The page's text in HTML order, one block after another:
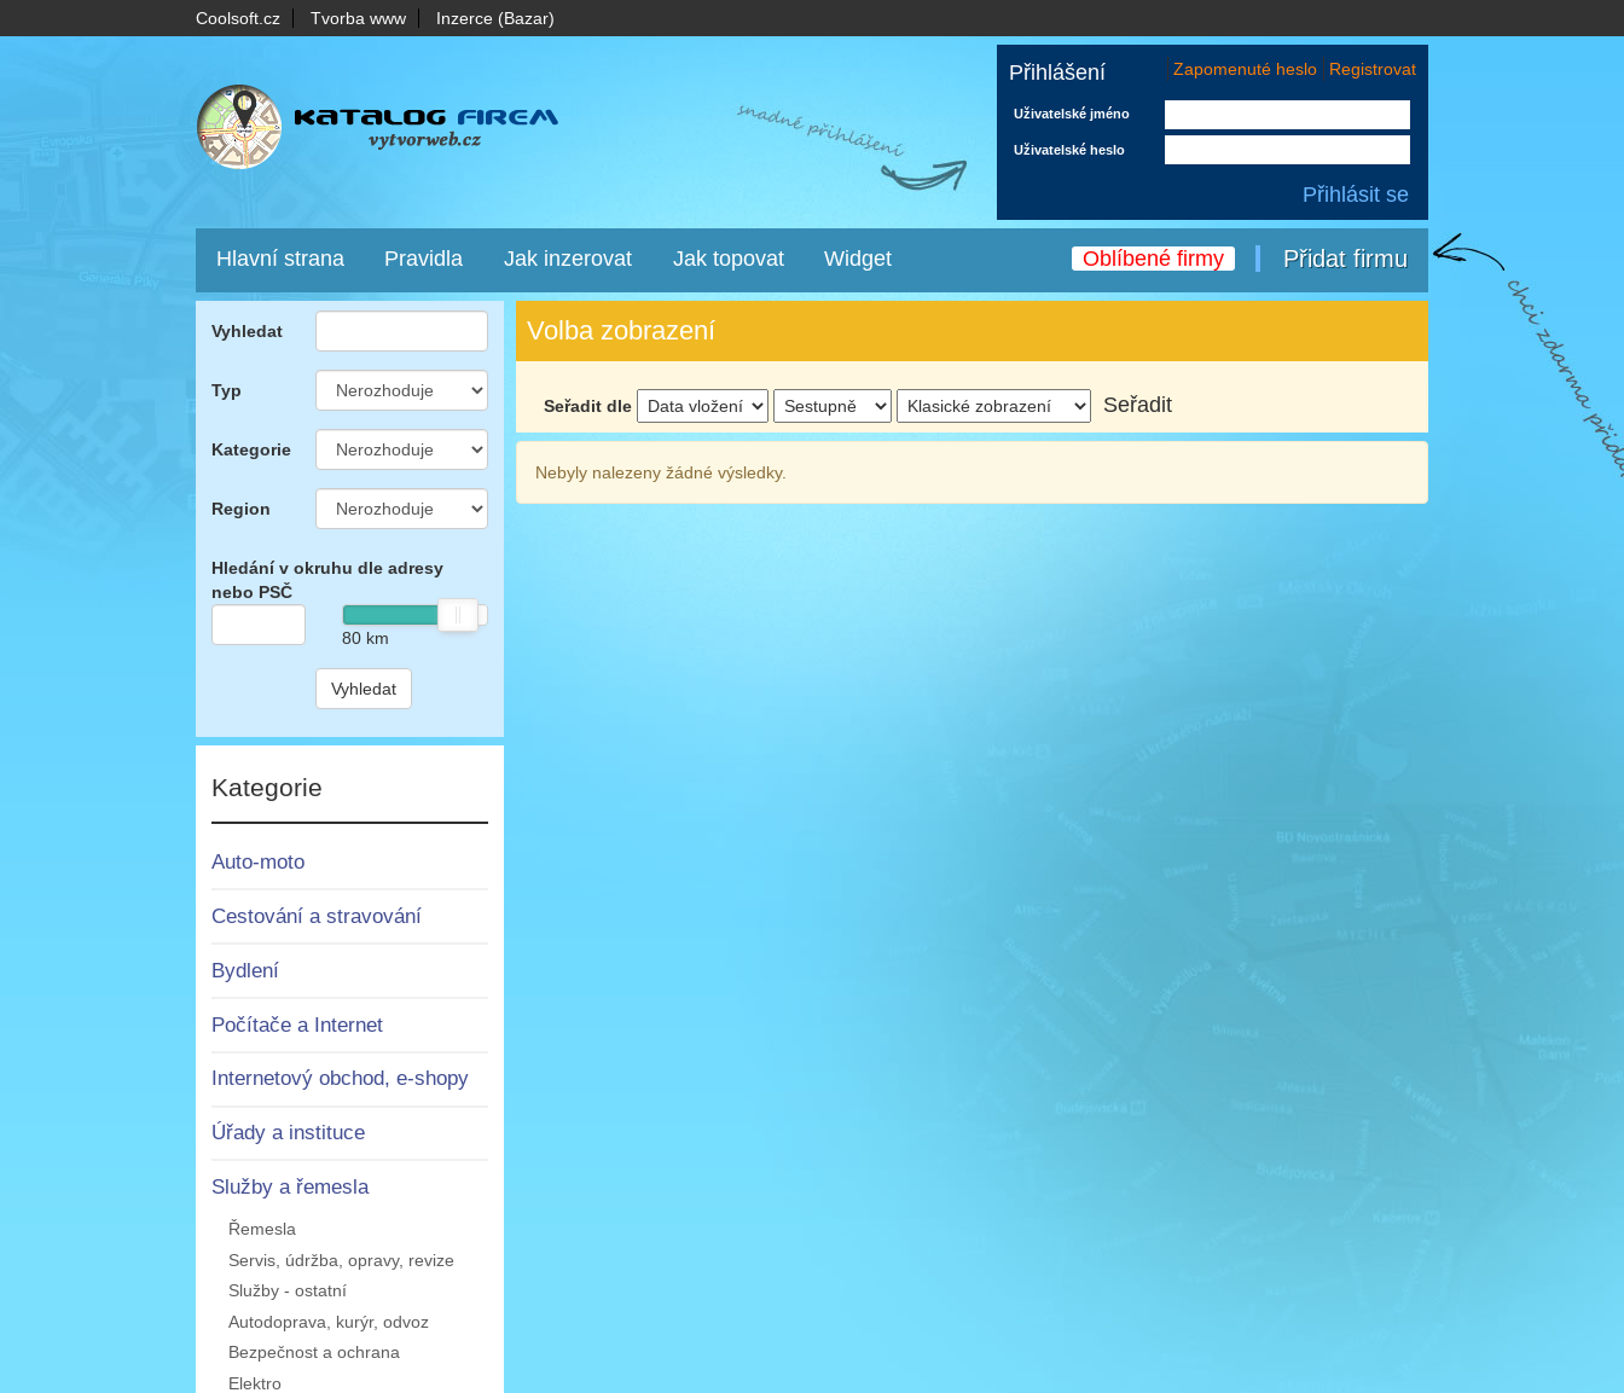
Coolsoft.cz Tvorba www Inzerce (Bazar)
Přihlášení Registrovat
Zapomenuté heslo
Uživatelské jméno
Uživatelské heslo
Přidat firmu
Hlavní strana Pravidla Jak inzerovat Jak topovat Widget Oblíbené firmy
Vyhledat
Typ
Kategorie
Region
Hledání v okruhu dle adresy
nebo PSČ
80km
Vyhledat
Kategorie
Auto-moto
Cestování a stravování
Bydlení
Počítače a Internet
Internetový obchod, e-shopy
Úřady a instituce
Služby a řemesla
Řemesla
Servis, údržba, opravy, revize
Služby - ostatní
Autodoprava, kurýr, odvoz
Bezpečnost a ochrana
Elektro
Volba zobrazení
Seřadit dle
Nebyly nalezeny žádné výsledky.